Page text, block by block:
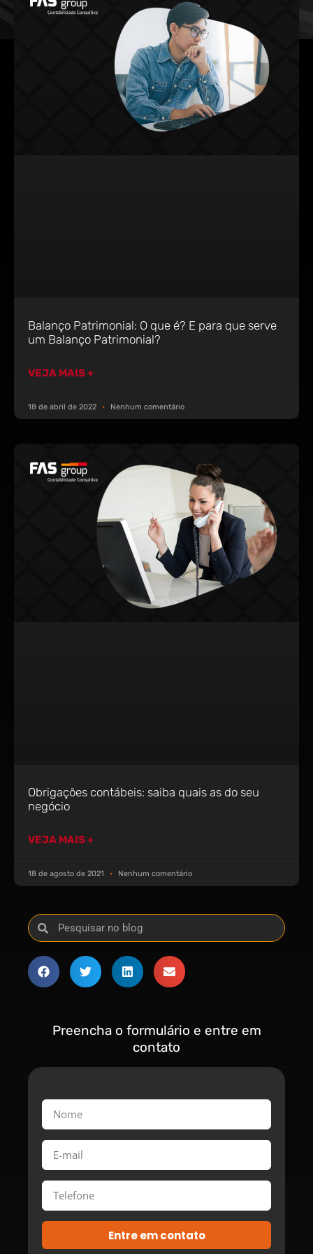
Balanço Patrimonial: O que é? E para que serve
um Balanço Patrimonial?
VEJA MAIS +
18 de abril de 2022 Nenhum comentário
Obrigações contábeis: saiba quais as do seu
negócio
VEJA MAIS +
18 de agosto de 2021 Nenhum comentário
Preencha o formulário e entre em
contato
Entre em contato